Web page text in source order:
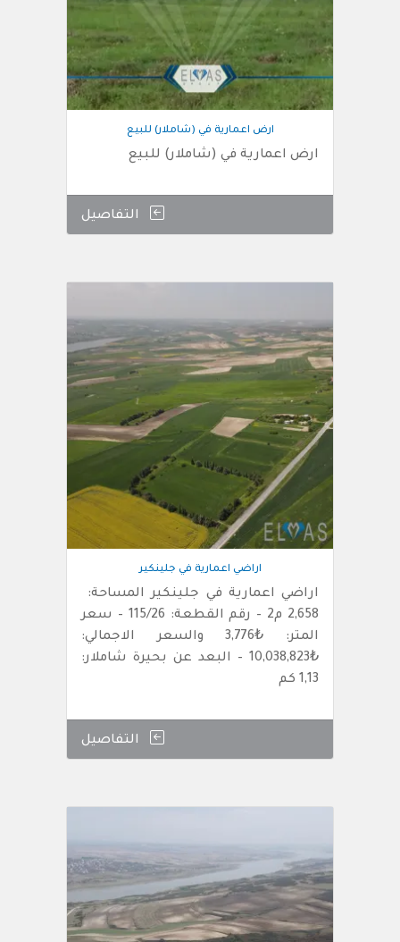
ارض اعمارية في (شاملار) للبيع
ارض اعمارية في (شاملار) للبيع
التفاصيل
اراضي اعمارية في جلينكير
اراضي اعمارية في جلينكير المساحة:
2,658 م2 – رقم القطعة: 115/26 – سعر
المتر: ₺3,776 والسعر الاجمالي:
₺10,038,823 – البعد عن بحيرة شاملار:
1,13 كم
التفاصيل